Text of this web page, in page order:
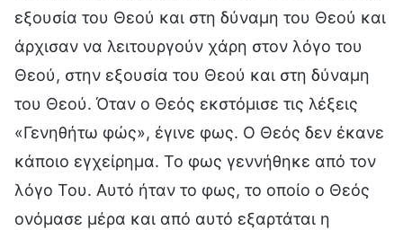
εξουσία του Θεού και στη δύναμη του Θεού και
άρχισαν να λειτουργούν χάρη στον λόγο του
Θεού, στην εξουσία του Θεού και στη δύναμη
του Θεού. Όταν ο Θεός εκστόμισε τις λέξεις
«Γενηθήτω φώς», έγινε φως. Ο Θεός δεν έκανε
κάποιο εγχείρημα. Το φως γεννήθηκε από τον
λόγο Του. Αυτό ήταν το φως, το οποίο ο Θεός
ονόμασε μέρα και από αυτό εξαρτάται η